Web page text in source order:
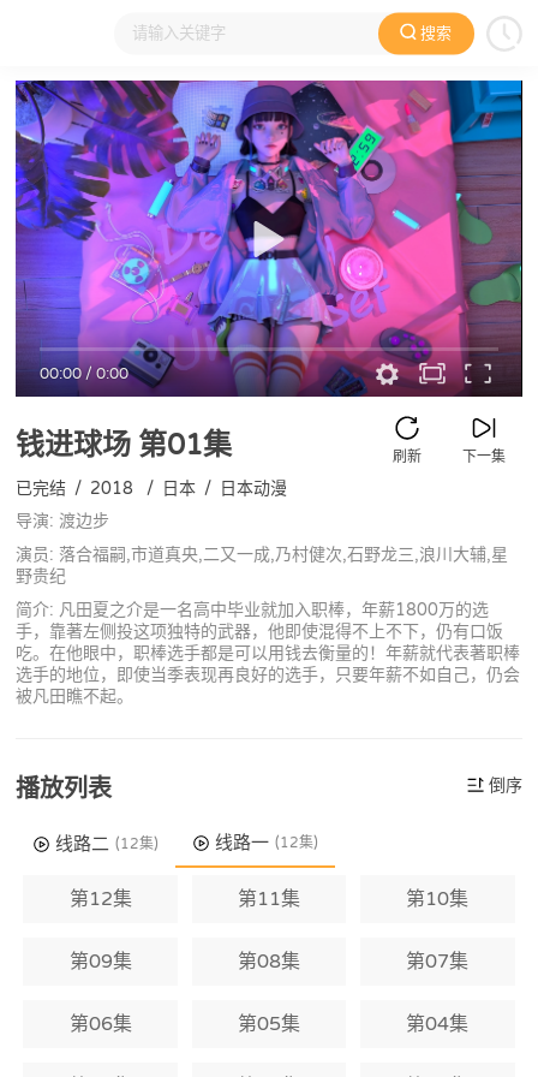
搜索
大家在看 日本动漫 国产动漫 欧美动漫 动漫电影
00:00/0:00
钱进球场 第01集 下一集
刷新
已完结 / 2018 / 日本 / 日本动漫
导演: 渡边步
演员: 落合福嗣,市道真央,二又一成,乃村健次,石野龙三,浪川大辅,星
野贵纪
简介: 凡田夏之介是一名高中毕业就加入职棒，年薪1800万的选
手，靠著左侧投这项独特的武器，他即使混得不上不下，仍有口饭
吃。在他眼中，职棒选手都是可以用钱去衡量的！年薪就代表著职棒
选手的地位，即使当季表现再良好的选手，只要年薪不如自己，仍会
被凡田瞧不起。
播放列表 倒序
线路二 (12集) 线路一 (12集)
第12集 第11集 第10集
第09集 第08集 第07集
第06集 第05集 第04集